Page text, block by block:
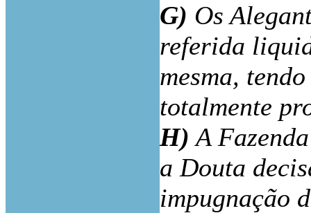
G) Os
referida
mesma,
totalmente
H) A
a Douta
impugnação